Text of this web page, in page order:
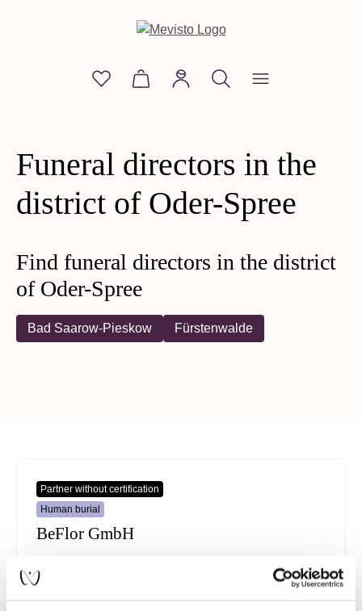
You have 0 wishlist items
Shopping cart contains 0 items.
Funeral directors in the
district of Oder-Spree
Find funeral directors in the district
of Oder-Spree
Bad Saarow-Pieskow Fürstenwalde
Partner without certification
Human burial
BeFlor GmbH
15517 Fürstenwalde